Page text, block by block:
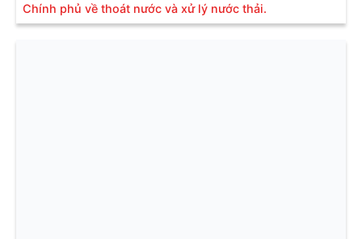
Chính phủ về thoát nước và xử lý nước thải.